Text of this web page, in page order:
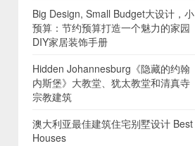
Big Design, Small Budget大设计，小
预算：节约预算打造一个魅力的家园
DIY家居装饰手册
Hidden Johannesburg《隐藏的约翰
内斯堡》大教堂、犹太教堂和清真寺
宗教建筑
澳大利亚最佳建筑住宅别墅设计 Best
Houses